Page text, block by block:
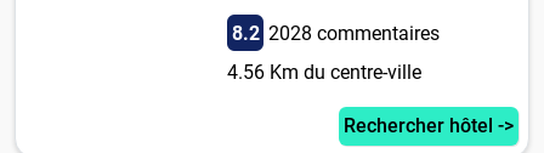
8.2 2028 commentaires
4.56 Km du centre-ville
Rechercher hôtel ->